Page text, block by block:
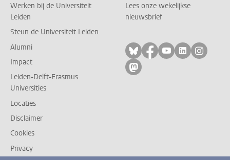
Werken bij de Universiteit
Leiden
Steun de Universiteit Leiden
Alumni
Impact
Leiden-Delft-Erasmus
Universities
Locaties
Disclaimer
Cookies
Privacy
Lees onze wekelijkse
nieuwsbrief
Volg ons op bluesky
Volg ons op
Volg ons op
Volg ons
Volg
Volg ons op mastodon